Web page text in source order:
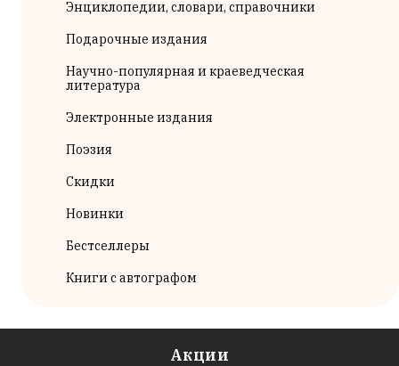
Энциклопедии, словари, справочники
Подарочные издания
Научно-популярная и краеведческая
литература
Электронные издания
Поэзия
Скидки
Новинки
Бестселлеры
Книги с автографом
Акции